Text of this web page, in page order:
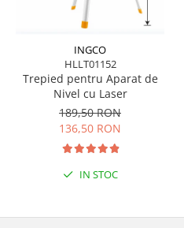
INGCO
HLLT01152
Trepied pentru Aparat de
Nivel cu Laser
189,50 RON
136,50 RON
IN STOC